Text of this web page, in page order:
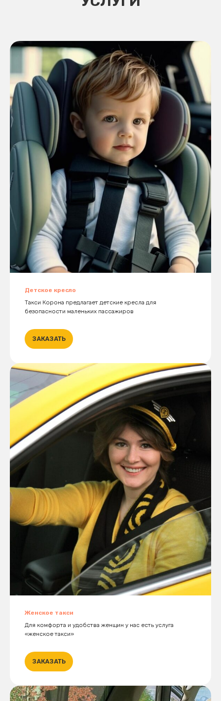
Детское кресло
Такси Корона предлагает детские кресла для
безопасности маленьких пассажиров
ЗАКАЗАТЬ
Женское такси
Для комфорта и удобства женщин у нас есть услуга
«женское такси»
ЗАКАЗАТЬ